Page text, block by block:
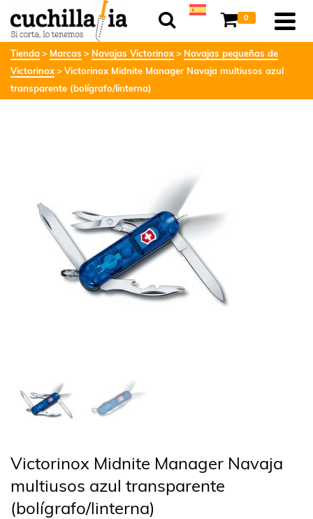
0
Tienda Marcas Navajas Victorinox
Navajas pequeñas de
Victorinox
Victorinox Midnite Manager Navaja multiusos azul
transparente (bolígrafo/linterna)
Victorinox Midnite Manager Navaja
multiusos azul transparente
(bolígrafo/linterna)